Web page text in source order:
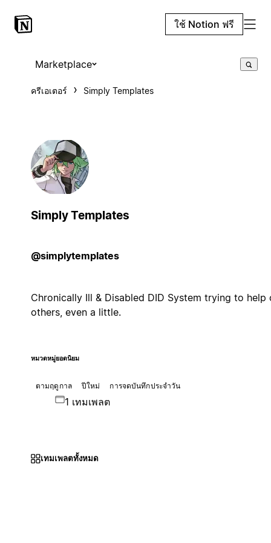
ใช้ Notion ฟรี
Marketplace
ครีเอเตอร์ Simply Templates
Simply Templates
@simplytemplates
Chronically Ill & Disabled DID System trying to help
others, even a little.
หมวดหมู่ยอดนิยม
ตามฤดูกาล ปีใหม่ การจดบันทึกประจำวัน
1 เทมเพลต
เทมเพลตทั้งหมด